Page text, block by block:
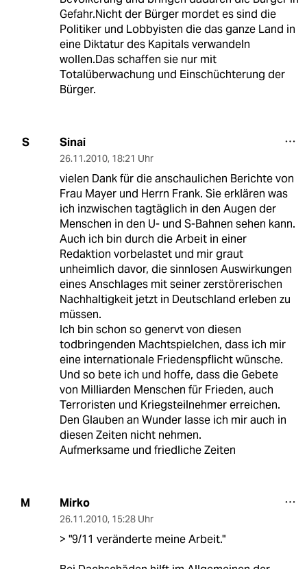
Gefahr.Nicht der Bürger mordet es sind die
Politiker und Lobbyisten die das ganze Land in
eine Diktatur des Kapitals verwandeln
wollen.Das schaffen sie nur mit
Totalüberwachung und Einschüchterung der
Bürger.
S Sinai
26.11.2010, 18:21 Uhr
vielen Dank für die anschaulichen Berichte von
Frau Mayer und Herrn Frank. Sie erklären was
ich inzwischen tagtäglich in den Augen der
Menschen in den U- und S-Bahnen sehen kann.
Auch ich bin durch die Arbeit in einer
Redaktion vorbelastet und mir graut
unheimlich davor, die sinnlosen Auswirkungen
eines Anschlages mit seiner zerstörerischen
Nachhaltigkeit jetzt in Deutschland erleben zu
müssen.
Ich bin schon so genervt von diesen
todbringenden Machtspielchen, dass ich mir
eine internationale Friedenspflicht wünsche.
Und so bete ich und hoffe, dass die Gebete
von Milliarden Menschen für Frieden, auch
Terroristen und Kriegsteilnehmer erreichen.
Den Glauben an Wunder lasse ich mir auch in
diesen Zeiten nicht nehmen.
Aufmerksame und friedliche Zeiten
M Mirko
26.11.2010, 15:28 Uhr
> "9/11 veränderte meine Arbeit."